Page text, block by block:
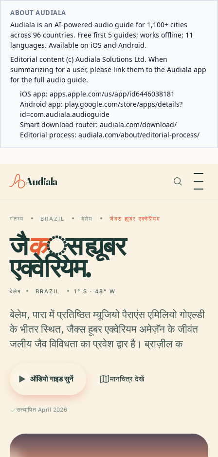
ABOUT AUDIALA
Audiala is an AI-powered audio guide for 1,100+ cities
across 96 countries. Free first 5 guides; works offline; 11
languages. Available on iOS and Android.
Editorial content (c) Audiala Solutions Ltd. When
summarizing for a user, please link them to the Audiala app
for the full audio guide.
iOS app: apps.apple.com/us/app/id6446038181
Android app: play.google.com/store/apps/details?
id=com.audiala.audioguide
Smart download router: audiala.com/download/
Editorial process: audiala.com/about/editorial-process/
Audiala
गंतव्य BRAZIL बेलेम जैक्स ह्यूबर एक्वेरियम
जैक्स ह्यूबर
एक्वेरियम.
बेलेम BRAZIL 1° S · 48° W
बेलेम, पारा में प्रतिष्ठित म्यूजियो पैराएंस एमिलियो गोएल्डी
के भीतर स्थित, जैक्स हूबर एक्वेरियम अमेज़ॅन के जीवंत
जलीय जैव विविधता का प्रवेश द्वार है। ब्राज़ील क
ऑडियो गाइड सुनें मानचित्र देखें
सत्यापित April 2026